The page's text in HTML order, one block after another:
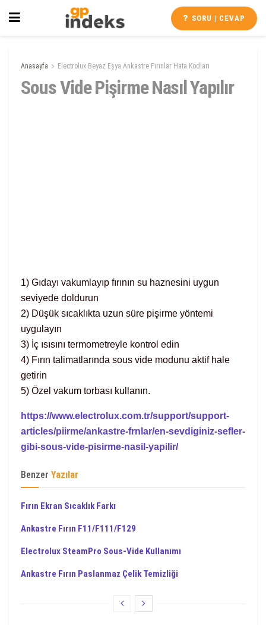
SORU | CEVAP
Anasayfa Electrolux Beyaz Eşya Ankastre Fırınlar Hata Kodları
Sous Vide Pişirme Nasıl Yapılır
1) Gıdayı vakumlayıp fırının su haznesini uygun
seviyede doldurun
2) Düşük sıcaklıkta uzun süre pişirme yöntemi
uygulayın
3) İç ısısını termometreyle kontrol edin
4) Fırın talimatlarında sous vide modunu aktif hale
getirin
5) Özel vakum torbası kullanın.
https://www.electrolux.com.tr/support/support-
articles/piirme/ankastre-frnlar/en-sevdiginiz-sefler-
gibi-sous-vide-pisirme-nasil-yapilir/
Benzer Yazılar
Fırın Ekran Sıcaklık Farkı
Ankastre Fırın F11/F111/F129
Electrolux SteamPro Sous-Vide Kullanımı
Ankastre Fırın Paslanmaz Çelik Temizliği